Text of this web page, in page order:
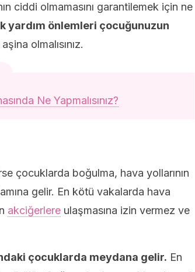
ciddi olmamasını garantilemek için ne
yardım önlemleri çocuğunuzun
olmalısınız.
Ne Yapmalısınız?
çocuklarda boğulma, hava yollarının
gelir. En kötü vakalarda hava
akciğerlere ulaşmasına izin vermez ve
çocuklarda meydana gelir. En